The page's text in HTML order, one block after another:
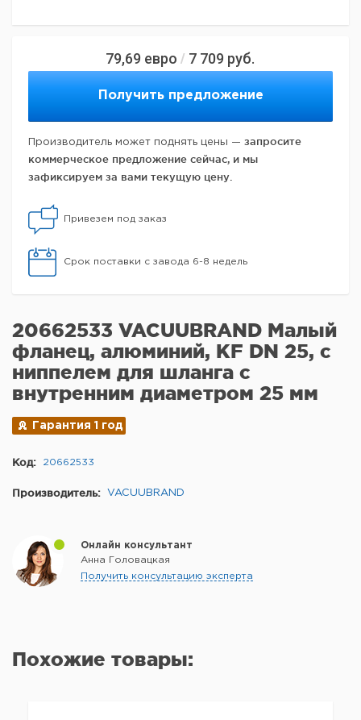
79,69 евро / 7 709 руб.
Получить предложение
Производитель может поднять цены — запросите
коммерческое предложение сейчас, и мы
зафиксируем за вами текущую цену.
Привезем под заказ
Срок поставки с завода 6-8 недель
20662533 VACUUBRAND Малый
фланец, алюминий, KF DN 25, с
ниппелем для шланга с
внутренним диаметром 25 мм
Гарантия 1 год
Код: 20662533
Производитель: VACUUBRAND
Онлайн консультант
Анна Головацкая
Получить консультацию эксперта
Похожие товары: